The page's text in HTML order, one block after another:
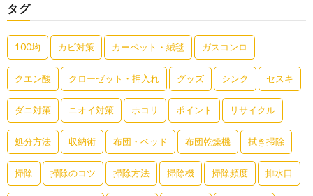
タグ
100均 カビ対策 カーペット・絨毯 ガスコンロ
クエン酸 クローゼット・押入れ グッズ シンク セスキ
ダニ対策 ニオイ対策 ホコリ ポイント リサイクル
処分方法 収納術 布団・ベッド 布団乾燥機 拭き掃除
掃除 掃除のコツ 掃除方法 掃除機 掃除頻度 排水口